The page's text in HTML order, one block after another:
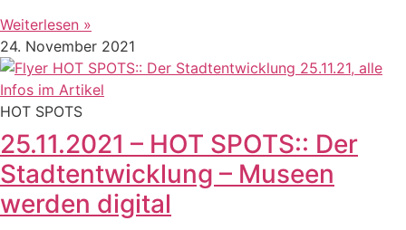
Weiterlesen »
24. November 2021
HOT SPOTS
25.11.2021 – HOT SPOTS:: Der
Stadtentwicklung – Museen
werden digital